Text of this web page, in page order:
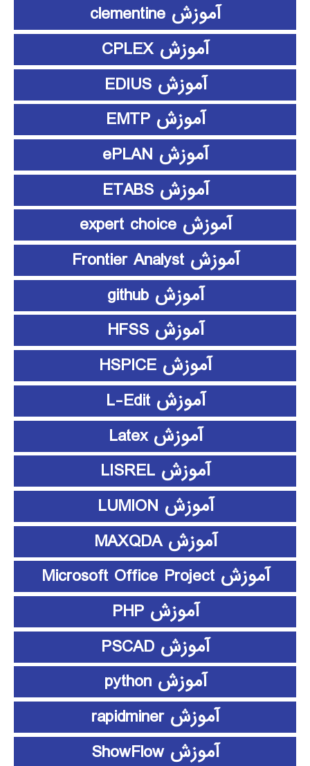
آموزش clementine
آموزش CPLEX
آموزش EDIUS
آموزش EMTP
آموزش ePLAN
آموزش ETABS
آموزش expert choice
آموزش Frontier Analyst
آموزش github
آموزش HFSS
آموزش HSPICE
آموزش L-Edit
آموزش Latex
آموزش LISREL
آموزش LUMION
آموزش MAXQDA
آموزش Microsoft Office Project
آموزش PHP
آموزش PSCAD
آموزش python
آموزش rapidminer
آموزش ShowFlow